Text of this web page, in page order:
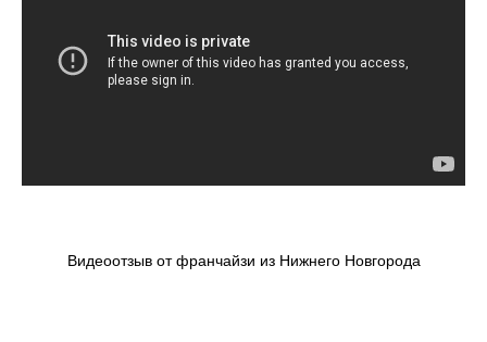
Видеоотзыв от франчайзи из Нижнего Новгорода